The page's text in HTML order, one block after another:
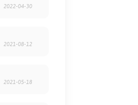
2022-04-30
2021-08-12
2021-05-18